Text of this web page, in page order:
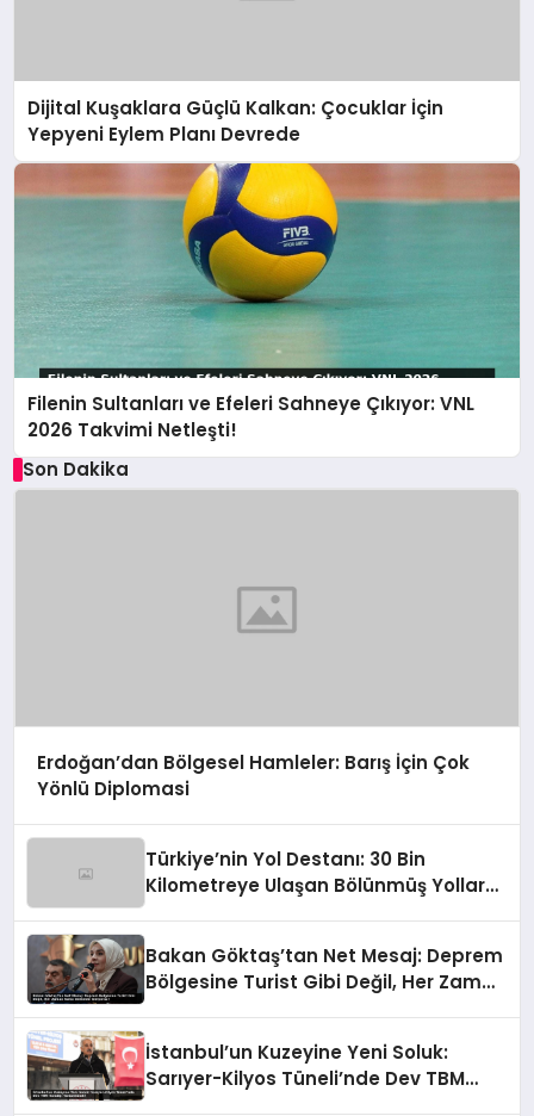
Dijital Kuşaklara Güçlü Kalkan: Çocuklar İçin
Yepyeni Eylem Planı Devrede
Filenin Sultanları ve Efeleri Sahneye Çıkıyor: VNL
2026 Takvimi Netleşti!
Son Dakika
Erdoğan’dan Bölgesel Hamleler: Barış İçin Çok
Yönlü Diplomasi
Türkiye’nin Yol Destanı: 30 Bin
Kilometreye Ulaşan Bölünmüş Yollar
Bakan Göktaş’tan Net Mesaj: Deprem
Bölgesine Turist Gibi Değil, Her Zaman
İstanbul’un Kuzeyine Yeni Soluk:
Sarıyer-Kilyos Tüneli’nde Dev TBM